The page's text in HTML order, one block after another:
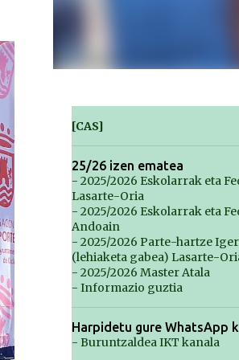
[CAS]
25/26 izen ematea
- 2025/2026 Eskolarrak eta
Lasarte-Oria
- 2025/2026 Eskolarrak eta
Andoain
- 2025/2026 Parte-hartze
(lehiaketa gabea) Lasarte-
- 2025/2026 Master Atala
- Informazio guztia
Harpidetu gure WhatsApp
- Buruntzaldea IKT kanala